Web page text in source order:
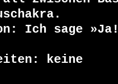
Ich sage
keine